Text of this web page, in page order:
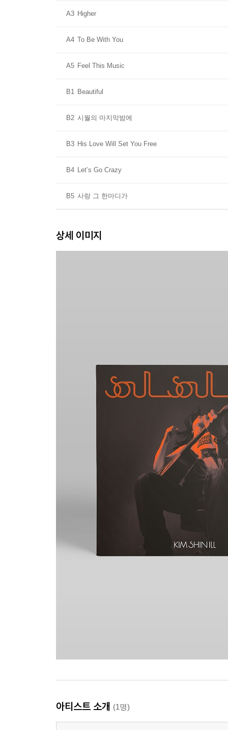
A3 Higher
A4 To Be With You
A5 Feel This Music
B1 Beautiful
B2 시월의 마지막밤에
B3 His Love Will Set You Free
B4 Let’s Go Crazy
B5 사랑 그 한마디가
상세 이미지
아티스트 소개 (1명)